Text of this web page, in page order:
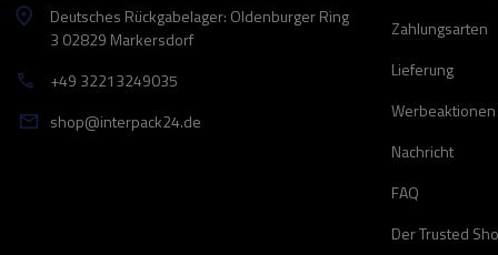
Deutsches Rückgabelager: Oldenburger Ring
3 02829 Markersdorf
+49 32213249035
shop@interpack24.de
Zahlungsarten
Lieferung
Werbeaktionen
Nachricht
FAQ
Der Trusted